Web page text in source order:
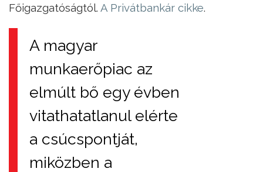
Főigazgatóságtól. A Privátbankár cikke.
A magyar
munkaerőpiac az
elmúlt bő egy évben
vitathatatlanul elérte
a csúcspontját,
miközben a